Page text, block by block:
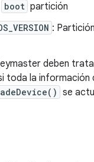
boot partición
: Partición
deben
toda la
se